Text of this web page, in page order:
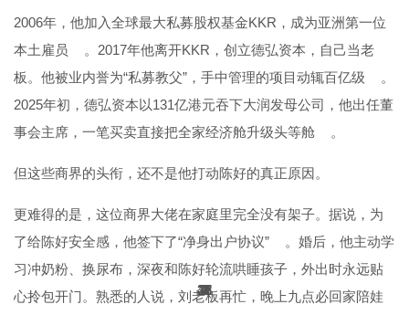
2
32
11
2
11
11
26
2006年，他加入全球最大私募股权基金KKR，成为亚洲第一位
本土雇员
3
。2017年他离开KKR，创立德弘资本，自己当老
板。他被业内誉为“私募教父”，手中管理的项目动辄百亿级
3
。
2025年初，德弘资本以131亿港元吞下大润发母公司，他出任董
事会主席，一笔买卖直接把全家经济舱升级头等舱
1
。
但这些商界的头衔，还不是他打动陈好的真正原因。
更难得的是，这位商界大佬在家庭里完全没有架子。据说，为
了给陈好安全感，他签下了“净身出户协议”
3
。婚后，他主动学
习冲奶粉、换尿布，深夜和陈好轮流哄睡孩子，外出时永远贴
心拎包开门。熟悉的人说，刘老板再忙，晚上九点必回家陪娃
1
37
2
2
2
11
11
43
1
1
2
2
3
2
1